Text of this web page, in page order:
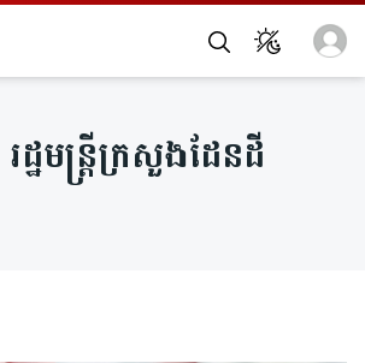
រដ្ឋមន្ត្រីក្រសួង​ដែនដី